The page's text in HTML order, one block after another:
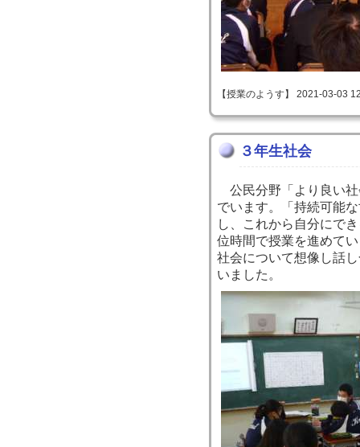
【授業のようす】 2021-03-03
３年生社会
公民分野「より良い社
でいます。「持続可能
し、これから自分にで
位時間で授業を進めて
社会について想像し話
いました。